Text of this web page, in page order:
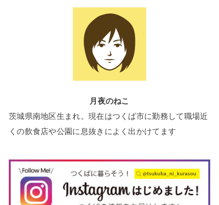
月夜のねこ
茨城県南地区生まれ。現在はつくば市に勤務して職場近
くの飲食店や公園に息抜きによく出かけてます